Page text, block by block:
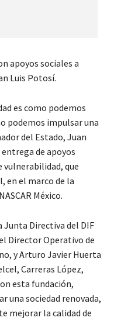
apoyos sociales a
Luis Potosí.
es como podemos
podemos impulsar una
del Estado, Juan
de apoyos
vulnerabilidad, que
en el marco de la
México.
Junta Directiva del DIF
Director Operativo de
y Arturo Javier Huerta
Carreras López,
esta fundación,
una sociedad renovada,
mejorar la calidad de